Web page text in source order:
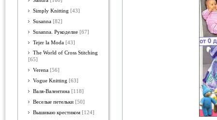
Simply Knitting [43]
Susanna [82]
Susanna. Рукоделие [67]
Tejer la Moda [43]
The World of Cross Stitching
[65]
Verena [56]
Vogue Knitting [63]
Валя-Валентина [118]
Веселые петельки [50]
Вышиваю крестиком [124]